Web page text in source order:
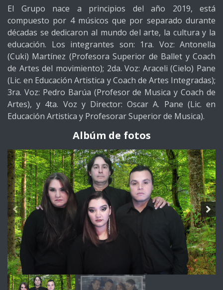
El Grupo nace a principios del año 2019, está
compuesto por 4 músicos que por separado durante
décadas se dedicaron al mundo del arte, la cultura y la
educación. Los integrantes son: 1ra. Voz: Antonella
(Cuki) Martínez (Profesora Superior de Ballet y Coach
de Artes del movimiento); 2da. Voz: Araceli (Cielo) Pane
(Lic. en Educación Artistica y Coach de Artes Integradas);
3ra. Voz: Pedro Barúa (Profesor de Musica y Coach de
Artes), y 4ta. Voz y Director: Oscar A. Pane (Lic. en
Educación Artistica y Profesorar Superior de Musica).
Albúm de fotos